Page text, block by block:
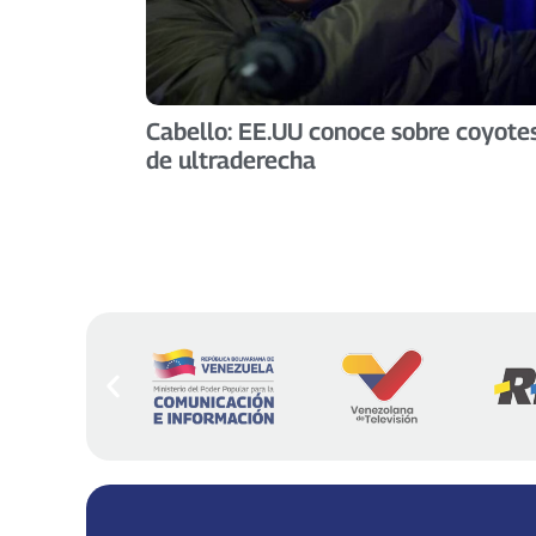
Cabello: EE.UU conoce sobre
de ultraderecha